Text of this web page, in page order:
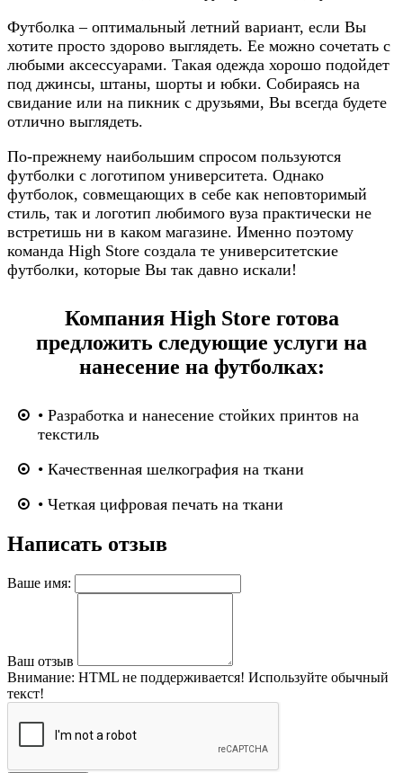
Футболка – оптимальный летний вариант, если Вы
хотите просто здорово выглядеть. Ее можно сочетать с
любыми аксессуарами. Такая одежда хорошо подойдет
под джинсы, штаны, шорты и юбки. Собираясь на
свидание или на пикник с друзьями, Вы всегда будете
отлично выглядеть.
По-прежнему наибольшим спросом пользуются
футболки с логотипом университета. Однако
футболок, совмещающих в себе как неповторимый
стиль, так и логотип любимого вуза практически не
встретишь ни в каком магазине. Именно поэтому
команда High Store создала те университетские
футболки, которые Вы так давно искали!
Компания High Store готова
предложить следующие услуги на
нанесение на футболках:
• Разработка и нанесение стойких принтов на
текстиль
• Качественная шелкография на ткани
• Четкая цифровая печать на ткани
Написать отзыв
Ваше имя:
Ваш отзыв
Внимание: HTML не поддерживается! Используйте обычный
текст!